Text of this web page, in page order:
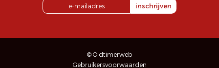
inschrijven
© Oldtimerweb
Gebruikersvoorwaarden